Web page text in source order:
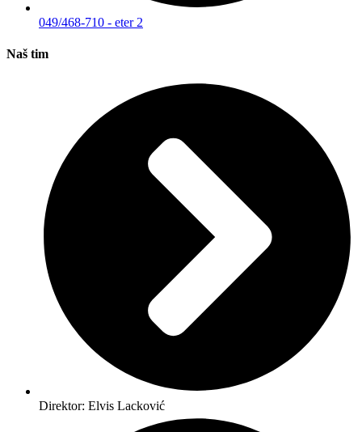
049/468-710 - eter 2
Naš tim
Direktor: Elvis Lacković